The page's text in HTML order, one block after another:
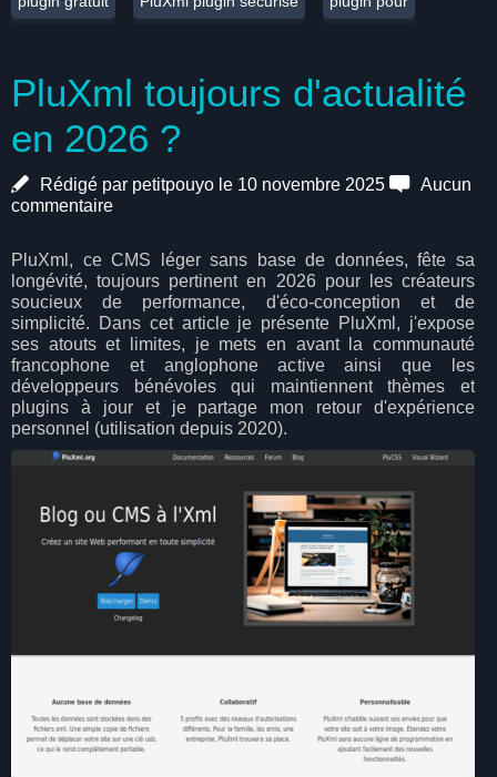
PluXml toujours d'actualité
en 2026 ?
Rédigé par petitpouyo le 10 novembre 2025
Aucun
commentaire
PluXml, ce CMS léger sans base de données, fête sa
longévité, toujours pertinent en 2026 pour les créateurs
soucieux de performance, d'éco-conception et de
simplicité. Dans cet article je présente PluXml, j'expose
ses atouts et limites, je mets en avant la communauté
francophone et anglophone active ainsi que les
développeurs bénévoles qui maintiennent thèmes et
plugins à jour et je partage mon retour d'expérience
personnel (utilisation depuis 2020).